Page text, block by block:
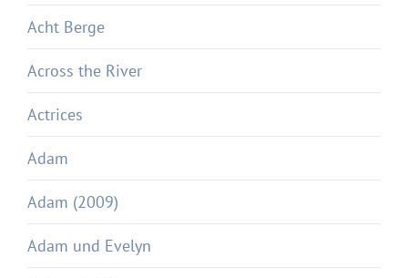
Acht Berge
Across the River
Actrices
Adam
Adam (2009)
Adam und Evelyn